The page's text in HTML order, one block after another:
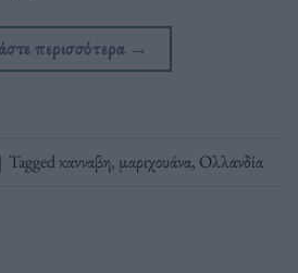
περισσότερα →
| Taggedκανναβη, μαριχουάνα, Ολλανδία